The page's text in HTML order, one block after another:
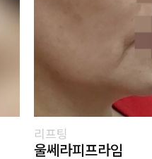
리프팅
울쎄라피프라임